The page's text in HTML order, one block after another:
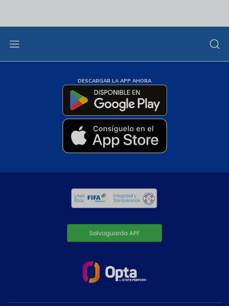
DESCARGAR LA APP AHORA